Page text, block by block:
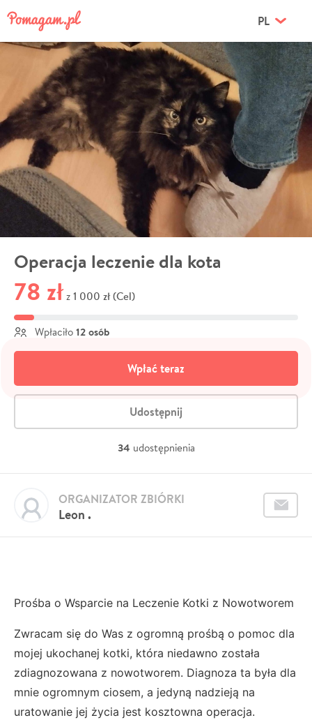
PL
Operacja leczenie dla kota
78 zł z 1 000 zł (Cel)
Wpłaciło 12 osób
Wpłać teraz
Udostępnij
34 udostępnienia
Leon .
ORGANIZATOR ZBIÓRKI
Prośba o Wsparcie na Leczenie Kotki z Nowotworem
Zwracam się do Was z ogromną prośbą o pomoc dla
mojej ukochanej kotki, która niedawno została
zdiagnozowana z nowotworem. Diagnoza ta była dla
mnie ogromnym ciosem, a jedyną nadzieją na
uratowanie jej życia jest kosztowna operacja.